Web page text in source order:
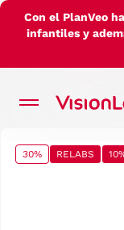
Con el PlanVeo
infantiles y
30% RELABS